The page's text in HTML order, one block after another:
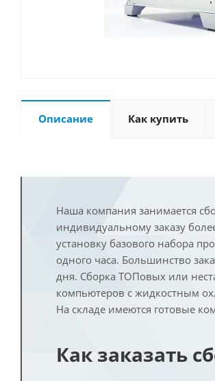
Описание Как купить
Наша компания занимается
индивидуальному заказу
установку базового набора
одного часа. Большинство
дня. Сборка ТОПовых или
компьютеров с жидкостным
На складе имеются готовые
Как заказать